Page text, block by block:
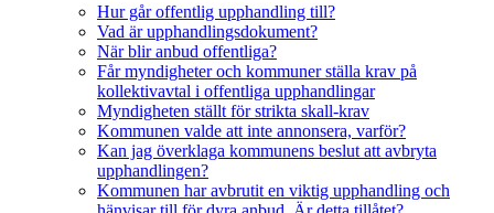
Hur går offentlig upphandling till?
Vad är upphandlingsdokument?
När blir anbud offentliga?
Får myndigheter och kommuner ställa krav på
kollektivavtal i offentliga upphandlingar
Myndigheten ställt för strikta skall-krav
Kommunen valde att inte annonsera, varför?
Kan jag överklaga kommunens beslut att avbryta
upphandlingen?
Kommunen har avbrutit en viktig upphandling och